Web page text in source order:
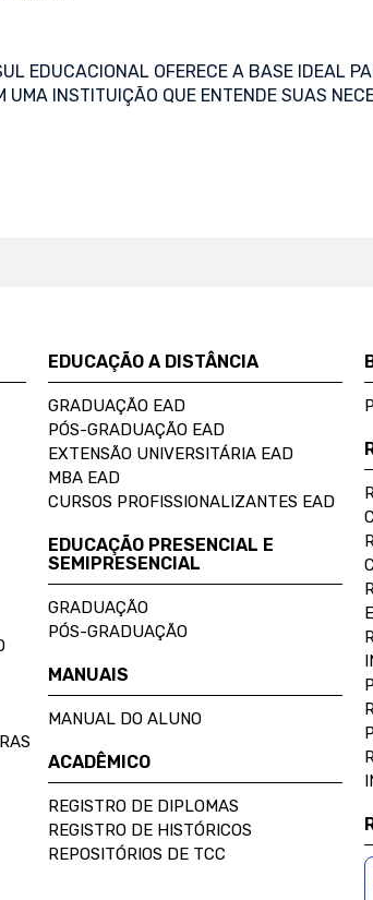
EDUCACIONAL OFERECE A BASE IDEAL
INSTITUIÇÃO QUE ENTENDE SUAS
EDUCAÇÃO A DISTÂNCIA
GRADUAÇÃO EAD
PÓS-GRADUAÇÃO EAD
EXTENSÃO UNIVERSITÁRIA EAD
MBA EAD
CURSOS PROFISSIONALIZANTES EAD
EDUCAÇÃO PRESENCIAL E
SEMIPRESENCIAL
GRADUAÇÃO
PÓS-GRADUAÇÃO
MANUAIS
MANUAL DO ALUNO
ACADÊMICO
REGISTRO DE DIPLOMAS
REGISTRO DE HISTÓRICOS
REPOSITÓRIOS DE TCC